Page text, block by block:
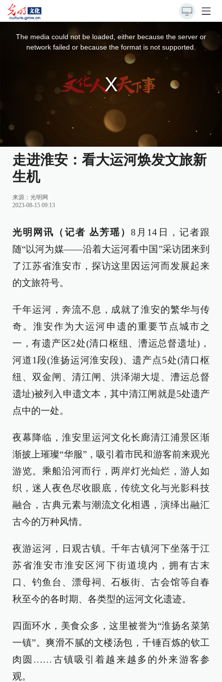
The media could not be loaded, either because the server or
network failed or because the format is not supported.
走进淮安：看大运河焕发文旅新
生机
来源： 光明网
2023-08-15 09:13
光明网讯（记者 丛芳瑶）8月14日，记者跟
随“以河为媒——沿着大运河看中国”采访团来到
了江苏省淮安市，探访这里因运河而发展起来
的文旅符号。
千年运河，奔流不息，成就了淮安的繁华与传
奇。淮安作为大运河申遗的重要节点城市之
一，有遗产区2处(清口枢纽、漕运总督遗址)，
河道1段(淮扬运河淮安段)、遗产点5处(清口枢
纽、双金闸、清江闸、洪泽湖大堤、漕运总督
遗址)被列入申遗文本，其中清江闸就是5处遗产
点中的一处。
夜幕降临，淮安里运河文化长廊清江浦景区渐
渐披上璀璨“华服”，吸引着市民和游客前来观光
游览。乘船沿河而行，两岸灯光灿烂，游人如
织，迷人夜色尽收眼底，传统文化与光影科技
融合，古典元素与潮流文化相遇，演绎出融汇
古今的万种风情。
夜游运河，日观古镇。千年古镇河下坐落于江
苏省淮安市淮安区河下街道境内，拥有古末
口、钓鱼台、漂母祠、石板街、古会馆等自春
秋至今的各时期、各类型的运河文化遗迹。
四面环水，美食众多，这里被誉为“淮扬名菜第
一镇”。爽滑不腻的文楼汤包，千锤百炼的钦工
肉圆……古镇吸引着越来越多的外来游客参
观。